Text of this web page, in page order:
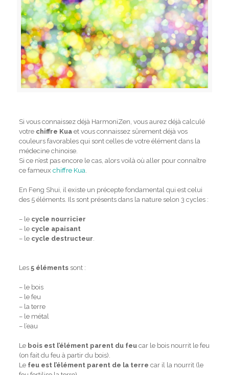
Si vous connaissez déjà HarmoniZen, vous aurez déjà calculé
votre chiffre Kuaet vous connaissez sûrement déjà vos
couleurs favorables qui sont celles de votre élément dans la
médecine chinoise.
Si ce n’est pas encore le cas, alors voilà où aller pour connaître
ce fameux chiffre Kua
En Feng Shui, il existe un précepte fondamental qui est celui
des 5 éléments. Ils sont présents dans la nature selon 3 cycles :
– le cycle nourricier
– le cycle apaisant
– le cycle destructeur
Les 5 élémentssont :
– le bois
– le feu
– la terre
– le métal
– l’eau
Le bois est l’élément parent du feu car le bois nourrit le feu
(on fait du feu à partir du bois).
Lefeu est l’élément parent de la terre car il la nourrit (le